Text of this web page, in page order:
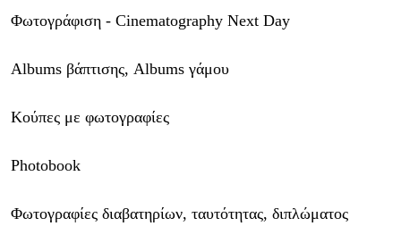
Φωτογράφιση - Cinematography Next Day
Albums βάπτισης, Albums γάμου
Κούπες με φωτογραφίες
Photobook
Φωτογραφίες διαβατηρίων, ταυτότητας, διπλώματος